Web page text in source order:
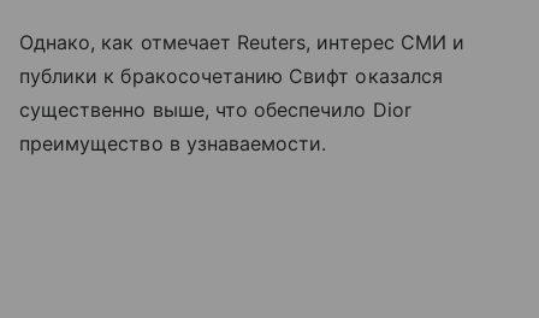
Однако, как отмечает Reuters, интерес СМИ и
публики к бракосочетанию Свифт оказался
существенно выше, что обеспечило Dior
преимущество в узнаваемости.